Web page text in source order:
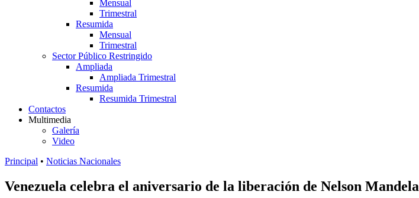
Mensual
Trimestral
Resumida
Mensual
Trimestral
Sector Público Restringido
Ampliada
Ampliada Trimestral
Resumida
Resumida Trimestral
Contactos
Multimedia
Galería
Video
Principal • Noticias Nacionales
Venezuela celebra el aniversario de la liberación de Nelson Mandela